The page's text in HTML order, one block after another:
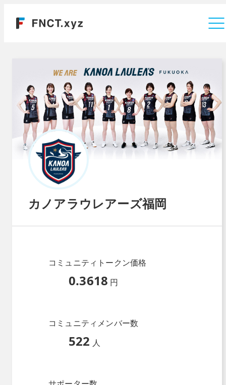
カノアラウレアーズ福岡
コミュニティトークン価格
0.3618 円
コミュニティメンバー数
522 人